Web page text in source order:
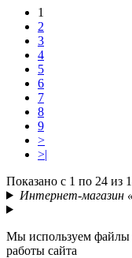
1
2
3
4
5
6
7
8
9
>
>|
Показано с 1 по 24 из
Интернет-магазин
Мы используем файлы
работы сайта